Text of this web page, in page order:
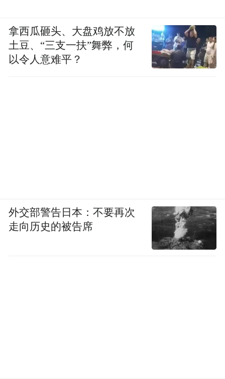
拿西瓜砸头、大盘鸡放不放
土豆、“三支一扶”舞弊，何
以令人意难平？
外交部警告日本：不要再次
走向历史的被告席